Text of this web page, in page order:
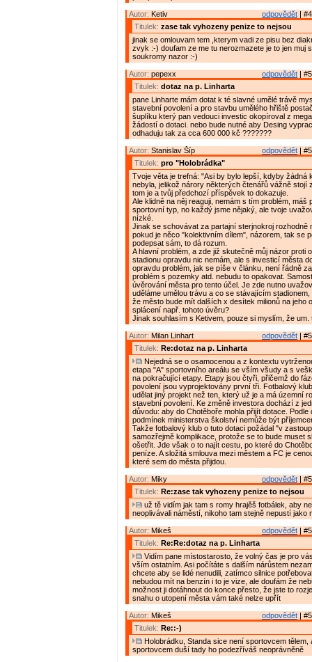
odpovědět |
Autor: Ketiv
Titulek: zase tak vyhozeny penize to nejsou
jinak se omlouvam tem ,kterym vadi ze pisu bez
zvyk :-) doufam ze me tu nerozmazete je to jen muj
soukromy nazor :-)
odpovědět |
Autor: pepexx
Titulek: dotaz na p. Linharta
pane Linharte mám dotat k té slavné umělé trávě
stavební povolení a pro stavbu umělého hřiště
šuplíku který pan vedouci investic okopíroval z
žádostí o dotaci. nebo bude nutné aby Desing
odhaduju tak za cca 600 000 kč ???????
odpovědět |
Autor: Stanislav Šíp
Titulek: pro "Holobrádka"
Tvoje věta je trefná: "Asi by bylo lepší, kdyby žádná
nebyla, jelikož nárory některých čtenářů vážně stojí
tom je a tvůj předchozí příspěvek to dokazuje.
Ale klidně na něj reaguji, nemám s tím problém, máš
sportovní typ, no každý jsme nějaký, ale tvoje
nízké.
Jinak se schovávat za partajní sterjnokroj rozhodně
pokud je něco "kolektivním dílem", názorem, tak se
podepsat sám, to dá rozum.
A hlavní problém, a zde již skutečně můj názor proti
stadionu opravdu nic nemám, ale s investicí města
opravdu problém, jak se píše v článku, není řádně
problém s pozemky atd. nebudu to opakovat.
úvěrování města pro tento účel. Je zde nutno
uděláme umělou trávu a co se stávajícím
že město bude mít dalších x desítek milionů na jeho
splácení např. tohoto úvěru?
Jinak souhlasím s Ketivem, pouze si myslím, že
odpovědět |
Autor: Milan Linhart
Titulek: Re:dotaz na p. Linharta
Nejedná se o osamocenou a z kontextu
etapa "A" sportovního areálu se vším všudy a s
na pokračující etapy. Etapy jsou čtyři, přičemž do
povolení jsou vyprojektovány první tři. Fotbalový
udělat jiný projekt než ten, který už je a má územní
stavební povolení. Ke změně investora dochází z
důvodu: aby do Chotěboře mohla přijít dotace. Podle
podmínek ministerstva školství nemůže být
Takže fotbalový klub o tuto dotaci požádal "v
samozřejmě komplikace, protože se to bude muset
ošetřit. Jde však o to najít cestu, po které do
peníze. A složitá smlouva mezi městem a FC je
které sem do města přijdou.
odpovědět |
Autor: Miky
Titulek: Re:zase tak vyhozeny penize to nejsou
už tě vidím jak tam s romy hrajěš fotbálek, aby
neoplivávali náměstí, nikoho tam stejně nepustí jako
odpovědět |
Autor: Mikeš
Titulek: Re:Re:dotaz na p. Linharta
Vidím pane místostarosto, že volný čas je pro
vším ostatním. Asi počítáte s dalším nárůstem
chcete aby se lidé nenudili, zatímco silnice
nebudou mít na benzín i to je vize, ale doufám že
možnost ji dotáhnout do konce přesto, že jste to
snahu o utopení města vám také nelze upřít
odpovědět |
Autor: Mikeš
Titulek: Re::-)
Holobrádku, Standa sice není sportovcem tělem,
sportovcem duší tady ho podezříváš neoprávněně